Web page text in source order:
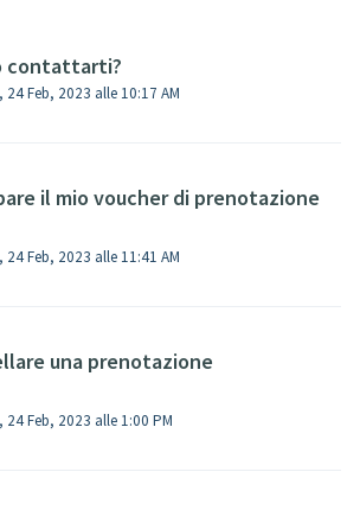
contattarti?
Feb, 2023 alle 10:17 AM
il mio voucher di prenotazione
Feb, 2023 alle 11:41 AM
una prenotazione
Modificato il Ven, 24 Feb, 2023 alle 1:00 PM